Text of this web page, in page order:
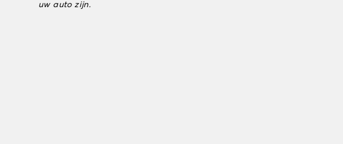
uw auto zijn.